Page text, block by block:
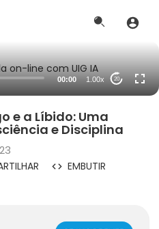
on-line com UIG IA
00:00 1.00x 20
e a Líbido: Uma
e Disciplina
EMBUTIR